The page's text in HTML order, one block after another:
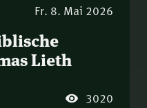
Fr. 8. Mai 2026
Lieth
3020